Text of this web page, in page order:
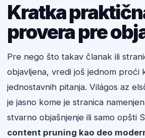
Kratka
provera pre
Pre nego što takav članak ili
objavljena, vredi još jednom proći
jednostavnih pitanja. Világos az
je jasno kome je stranica
stvarno objašnjenje ili samo opšti
content pruning kao deo